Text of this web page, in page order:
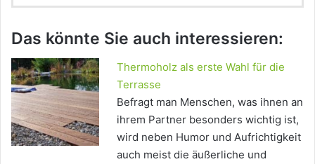
Das könnte Sie auch interessieren:
Thermoholz als erste Wahl für die
Terrasse
Befragt man Menschen, was ihnen an
ihrem Partner besonders wichtig ist,
wird neben Humor und Aufrichtigkeit
auch meist die äußerliche und